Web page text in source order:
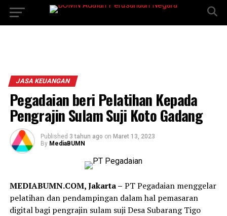
JASA KEUANGAN
Pegadaian beri Pelatihan Kepada
Pengrajin Sulam Suji Koto Gadang
Published 3 tahun ago on Maret 13, 2023
By MediaBUMN
MEDIABUMN.COM, Jakarta – PT Pegadaian menggelar
pelatihan dan pendampingan dalam hal pemasaran
digital bagi pengrajin sulam suji Desa Subarang Tigo